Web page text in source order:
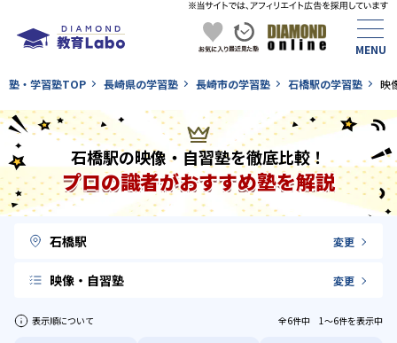
塾・学習塾TOP 長崎県の学習塾 長崎市の学習塾 石橋駅の学習塾 映
石橋駅の映像・自習塾を徹底比較！
プロの識者がおすすめ塾を解説
石橋駅 変更
映像・自習塾 変更
表示順について 全6件中 1〜6件を表示中